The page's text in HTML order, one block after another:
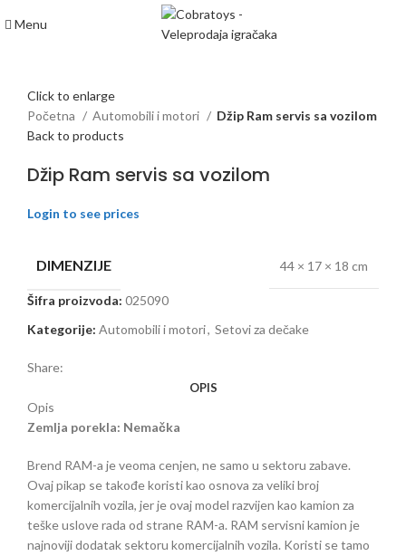
Menu
Click to enlarge
Početna
Automobili i motori
Džip Ram servis sa vozilom
Back to products
Džip Ram servis sa vozilom
Login to see prices
DIMENZIJE 44 × 17 × 18 cm
Šifra proizvoda: 025090
Kategorije: Automobili i motori, Setovi za dečake
Share:
OPIS
Opis
Zemlja porekla: Nemačka
Brend RAM-a je veoma cenjen, ne samo u sektoru zabave.
Ovaj pikap se takođe koristi kao osnova za veliki broj
komercijalnih vozila, jer je ovaj model razvijen kao kamion za
teške uslove rada od strane RAM-a. RAM servisni kamion je
najnoviji dodatak sektoru komercijalnih vozila. Koristi se tamo